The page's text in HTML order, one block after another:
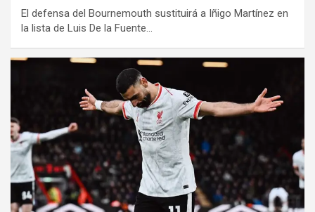
El defensa del Bournemouth sustituirá a Iñigo Martínez en
la lista de Luis De la Fuente…